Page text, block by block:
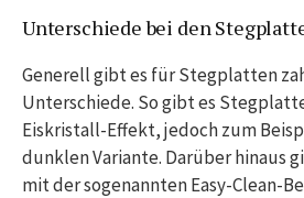
Unterschiede bei den
Generell gibt es für Stegplatten
Unterschiede. So gibt es
Eiskristall-Effekt, jedoch zum
dunklen Variante. Darüber hinaus
mit der sogenannten Easy-Clean-